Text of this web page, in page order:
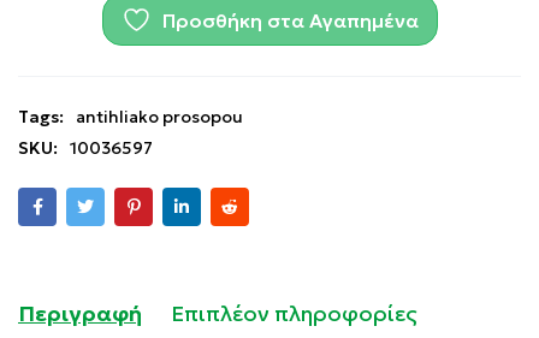
Προσθήκη στα Αγαπημένα
Tags:
antihliako prosopou
SKU:
10036597
Περιγραφή
Επιπλέον πληροφορίες